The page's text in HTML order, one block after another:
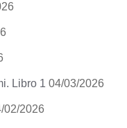
Libro 1 04/03/2026
02/2026